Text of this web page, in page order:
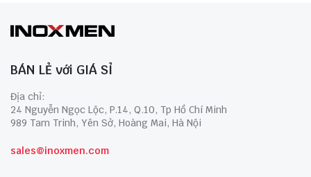
BÁN LẺ với GIÁ SỈ
Địa chỉ:
24 Nguyễn Ngọc Lộc, P.14, Q.10, Tp Hồ Chí Minh
989 Tam Trinh, Yên Sở, Hoàng Mai, Hà Nội
sales@inoxmen.com